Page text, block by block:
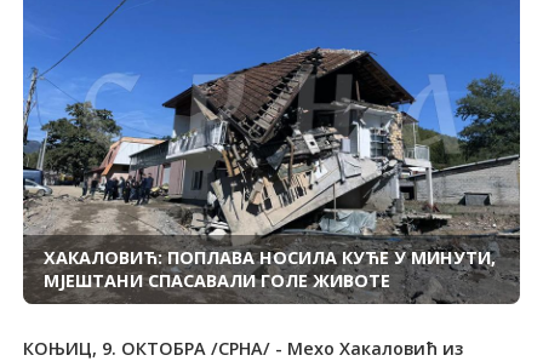
ХАКАЛОВИЋ: ПОПЛАВА НОСИЛА КУЋЕ У МИНУТИ,
МЈЕШТАНИ СПАСАВАЛИ ГОЛЕ ЖИВОТЕ
КОЊИЦ, 9. ОКTОБРА /СРНА/ - Мехо Хакаловић из